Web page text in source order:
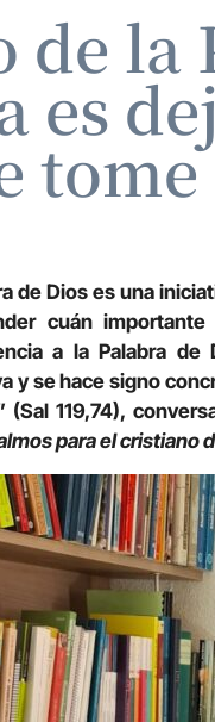
la
es
de Dios es una
cuán
a la Palabra
y se hace signo
(Sal 119,74),
para el cristiano